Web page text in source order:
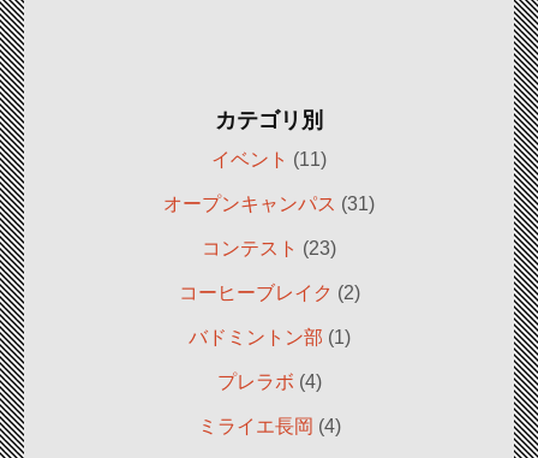
カテゴリ別
イベント (11)
オープンキャンパス (31)
コンテスト (23)
コーヒーブレイク (2)
バドミントン部 (1)
プレラボ (4)
ミライエ長岡 (4)